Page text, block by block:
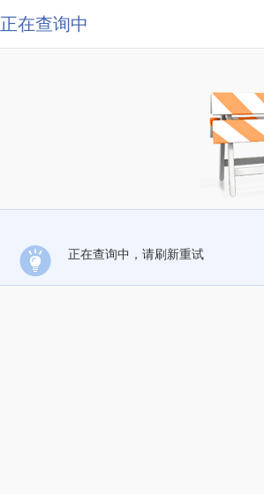
正在查询中
正在查询中，请刷新重试